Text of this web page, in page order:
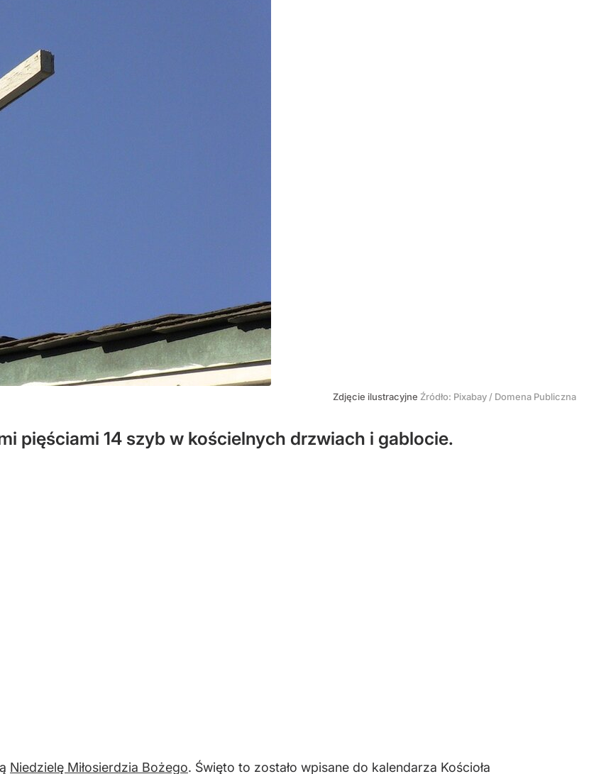
Zdjęcie ilustracyjne Źródło: Pixabay / Domena Publiczna
pięściami 14 szyb w kościelnych drzwiach i gablocie.
Niedzielę Miłosierdzia Bożego. Święto to zostało wpisane do kalendarza Kościoła